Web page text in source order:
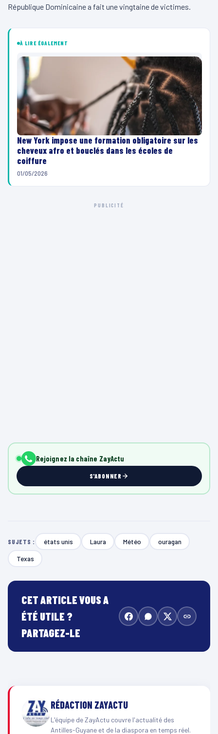
République Dominicaine a fait une vingtaine de victimes.
À LIRE ÉGALEMENT
New York impose une formation obligatoire sur les
cheveux afro et bouclés dans les écoles de
coiffure
01/05/2026
PUBLICITÉ
Rejoignez la chaîne ZayActu
S'ABONNER
SUJETS : états unis Laura Météo ouragan
Texas
CET ARTICLE VOUS A
ÉTÉ UTILE ?
PARTAGEZ-LE
RÉDACTION ZAYACTU
L'équipe de ZayActu couvre l'actualité des
Antilles-Guyane et de la diaspora en temps réel.